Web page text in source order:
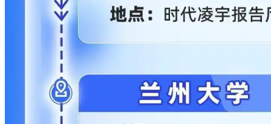
工程师27435元，IC验证工程师26558元，堪称工科薪资天花
毕业生可深耕芯片设计、FPGA开发、通信设备、嵌入式系
统、卫星通信、量子通信等高端领域。5G全面普及、半导体
国产化加速、智能硬件爆发，持续扩大人才需求。该专业学习
难度偏高，高端研发岗普遍要求硕士及以上学历，华为、中
兴、中芯国际等企业核心岗位招聘均以硕士为门槛，适合数理
基础扎实、愿意长期深耕、接受深造的考生，未来发展上限极